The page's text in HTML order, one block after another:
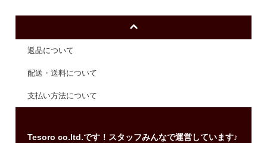
返品について
配送・送料について
支払い方法について
Tesoro co.ltd.です！スタッフみんなで運営しています♪